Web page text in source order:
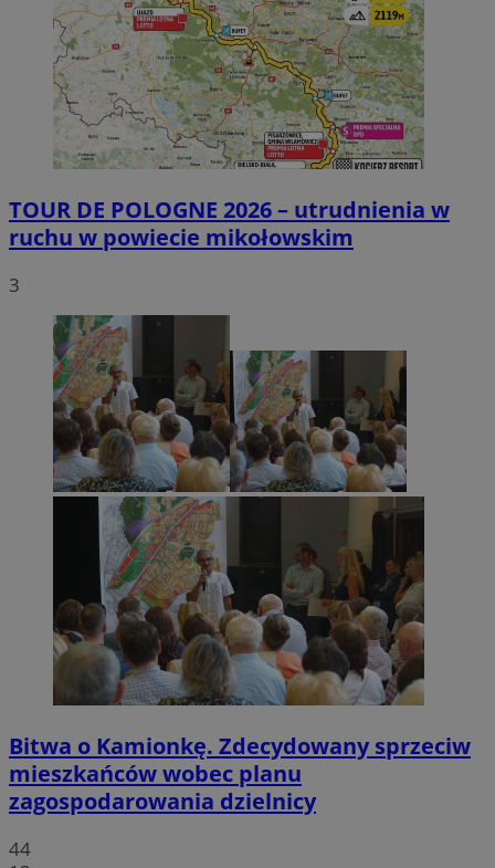
TOUR DE POLOGNE 2026 – utrudnienia w
ruchu w powiecie mikołowskim
3
Bitwa o Kamionkę. Zdecydowany sprzeciw
mieszkańców wobec planu
zagospodarowania dzielnicy
44